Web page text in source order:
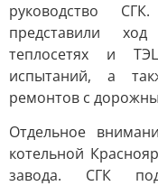
руководство
представили
теплосетях и
испытаний, а
ремонтов с
Отдельное
котельной
завода. СГК